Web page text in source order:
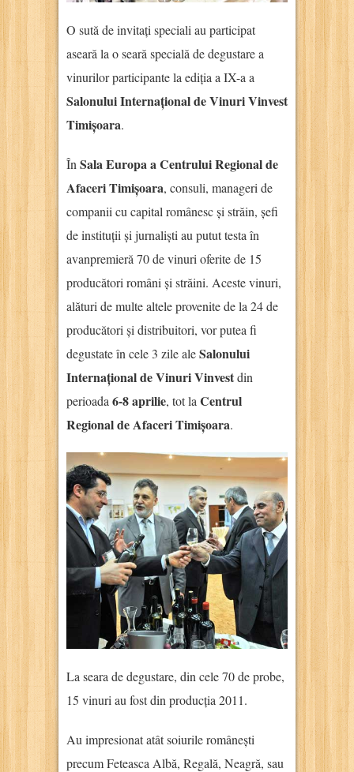
O sută de invitați speciali au participat
aseară la o seară specială de degustare a
vinurilor participante la ediția a IX-a a
Salonului Internațional de Vinuri Vinvest
Timișoara.
În Sala Europa a Centrului Regional de
Afaceri Timișoara, consuli, manageri de
companii cu capital românesc și străin, șefi
de instituții și jurnaliști au putut testa în
avanpremieră 70 de vinuri oferite de 15
producători români și străini. Aceste vinuri,
alături de multe altele provenite de la 24 de
producători și distribuitori, vor putea fi
degustate în cele 3 zile aleSalonului
Internațional de Vinuri Vinvestdin
perioada 6-8 aprilie, tot la Centrul
Regional de Afaceri Timișoara.
La seara de degustare, din cele 70 de probe,
15 vinuri au fost din producția 2011.
Au impresionat atât soiurile românești
precum Feteasca Albă, Regală, Neagră, sau